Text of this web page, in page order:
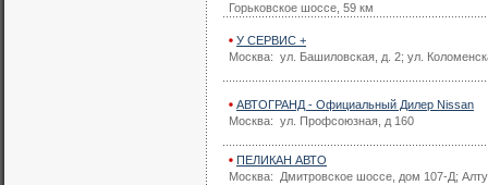
Горьковское шоссе, 59 км
У СЕРВИС +
Москва: ул. Башиловская, д. 2; ул.
АВТОГРАНД - Официальный Дилер Nissan
Москва: ул. Профсоюзная, д 160
ПЕЛИКАН АВТО
Москва: Дмитровское шоссе, дом 107-Д;